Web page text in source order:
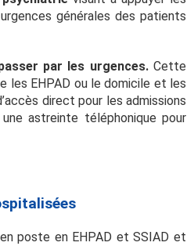
générales des patients
par les urgences. Cette
les EHPAD ou le domicile et les
direct pour les admissions
astreinte téléphonique pour
en poste en EHPAD et SSIAD et